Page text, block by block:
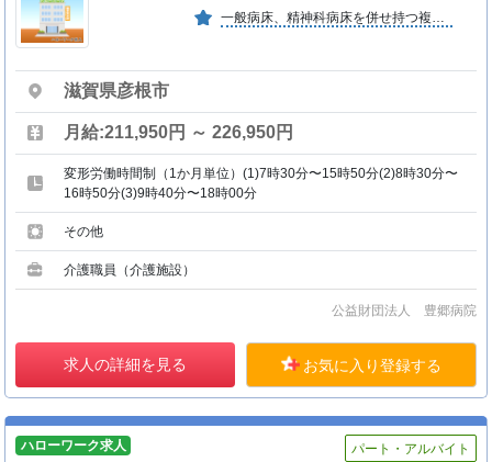
一般病床、精神科病床を併せ持つ複合施設であり、医療事務と介護事業の２本柱で、「質の高い医療」と「心をこめたサービス」で地域社会に貢献したいと考えています。 ■ＰＲ動画あり
滋賀県彦根市
月給:211,950円 ～ 226,950円
変形労働時間制（1か月単位）(1)7時30分〜15時50分(2)8時30分〜
16時50分(3)9時40分〜18時00分
その他
介護職員（介護施設）
公益財団法人 豊郷病院
求人の詳細を見る お気に入り登録する
ハローワーク求人
パート・アルバイト